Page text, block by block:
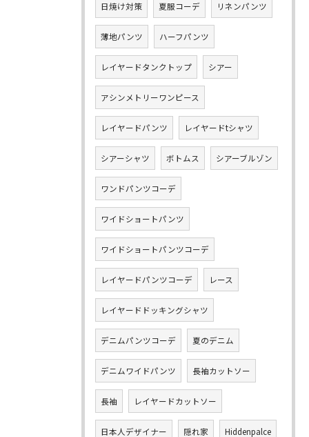
日焼け対策 夏服コーデ リネンパンツ
薄地パンツ ハーフパンツ
レイヤードタンクトップ シアー
アシンメトリーワンピース
レイヤードパンツ レイヤードtシャツ
シアーシャツ ボトムス シアーブルゾン
ワンドパンツコーデ
ワイドショートパンツ
ワイドショートパンツコーデ
レイヤードパンツコーデ レース
レイヤードドッキングシャツ
デニムパンツコーデ 夏のデニム
デニムワイドパンツ 長袖カットソー
長袖 レイヤードカットソー
日本人デザイナー 隠れ家 Hiddenpalce